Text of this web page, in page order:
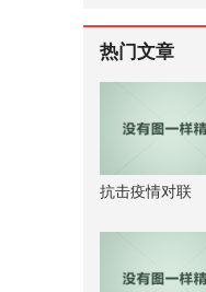
热门文章
抗击疫情对联